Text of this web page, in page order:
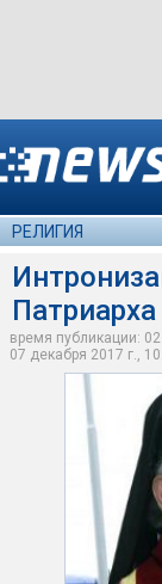
РЕЛИГИЯ
время публикации:
07 декабря 2017 г.,